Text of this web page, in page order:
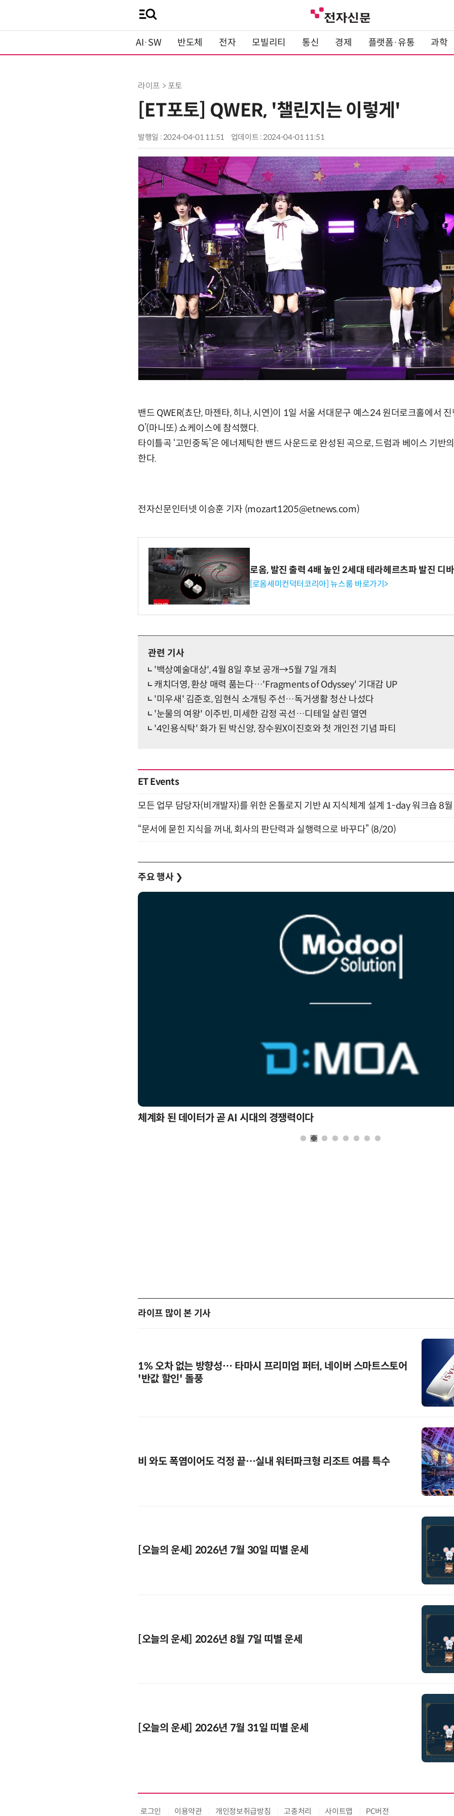
AI·SW 반도체 전자 모빌리티 통신 경제 플랫폼·유통 과학
라이프 > 포토
[ET포토] QWER, '챌린지는 이렇게'
발행일 : 2024-04-01 11:51 업데이트 : 2024-04-01 11:51
밴드 QWER(쵸단, 마젠타, 히나, 시연)이 1일 서울 서대문구 예스24 원더로크홀에서
O’(마니또) 쇼케이스에 참석했다.
타이틀곡 ‘고민중독’은 에너제틱한 밴드 사운드로 완성된 곡으로, 드럼과 베이스 기반
한다.
전자신문인터넷 이승훈 기자 (mozart1205@etnews.com)
로옴, 발진 출력 4배 높인 2세대 테라헤르츠파 발진 디
[로옴세미컨덕터코리아] 뉴스룸 바로가기>
관련 기사
'백상예술대상', 4월 8일 후보 공개→5월 7일 개최
캐치더영, 환상 매력 품는다…'Fragments of Odyssey' 기대감 UP
'미우새' 김준호, 임현식 소개팅 주선…독거생활 청산 나섰다
'눈물의 여왕' 이주빈, 미세한 감정 곡선…디테일 살린 열연
'4인용식탁' 화가 된 박신양, 장수원X이진호와 첫 개인전 기념 파티
ET Events
모든 업무 담당자(비개발자)를 위한 온톨로지 기반 AI 지식체계 설계 1-day 워크숍 8월
“문서에 묻힌 지식을 꺼내, 회사의 판단력과 실행력으로 바꾸다” (8/20)
주요 행사 ❯
체계화 된 데이터가 곧 AI 시대의 경쟁력이다
라이프 많이 본 기사
1% 오차 없는 방향성… 타마시 프리미엄 퍼터, 네이버 스마트스토어
'반값 할인' 돌풍
비 와도 폭염이어도 걱정 끝…실내 워터파크형 리조트 여름 특수
[오늘의 운세] 2026년 7월 30일 띠별 운세
[오늘의 운세] 2026년 8월 7일 띠별 운세
[오늘의 운세] 2026년 7월 31일 띠별 운세
로그인 이용약관 개인정보취급방침 고충처리 사이트맵 PC버전